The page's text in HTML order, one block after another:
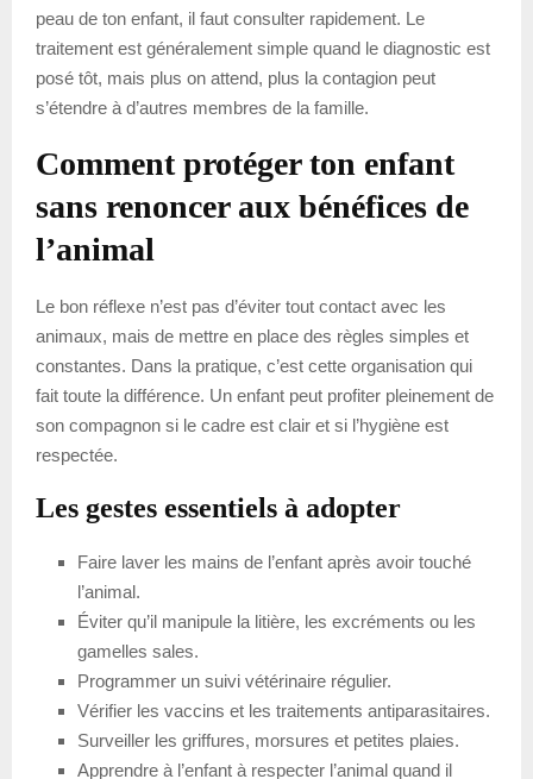
peau de ton enfant, il faut consulter rapidement. Le
traitement est généralement simple quand le diagnostic est
posé tôt, mais plus on attend, plus la contagion peut
s’étendre à d’autres membres de la famille.
Comment protéger ton enfant
sans renoncer aux bénéfices de
l’animal
Le bon réflexe n’est pas d’éviter tout contact avec les
animaux, mais de mettre en place des règles simples et
constantes. Dans la pratique, c’est cette organisation qui
fait toute la différence. Un enfant peut profiter pleinement de
son compagnon si le cadre est clair et si l’hygiène est
respectée.
Les gestes essentiels à adopter
Faire laver les mains de l’enfant après avoir touché
l’animal.
Éviter qu’il manipule la litière, les excréments ou les
gamelles sales.
Programmer un suivi vétérinaire régulier.
Vérifier les vaccins et les traitements antiparasitaires.
Surveiller les griffures, morsures et petites plaies.
Apprendre à l’enfant à respecter l’animal quand il